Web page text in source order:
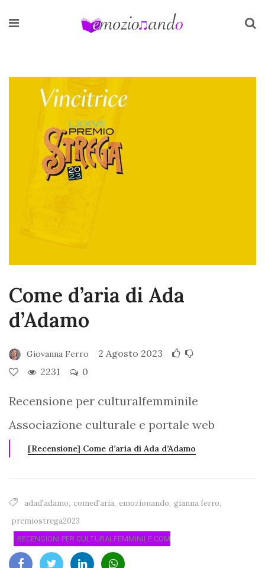
Come d’aria di Ada
d’Adamo
Giovanna Ferro
2 Agosto 2023
2231
0
Recensione per culturalfemminile
Associazione culturale e portale web
[Recensione] Come d’aria di Ada d’Adamo
adad'adamo, comed'aria, emozionando, gianna ferro,
premiostrega2023
RECENSIONI PER CULTURALFEMMINILE.COM